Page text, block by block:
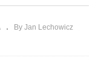
By Jan Lechowicz